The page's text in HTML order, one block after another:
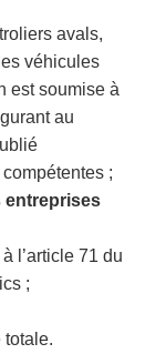
avals,
véhicules
est soumise à
au
;
entreprises
l’article 71 du
;
totale.